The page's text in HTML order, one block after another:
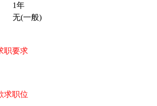
1年
无(一般)
职要求
求职位